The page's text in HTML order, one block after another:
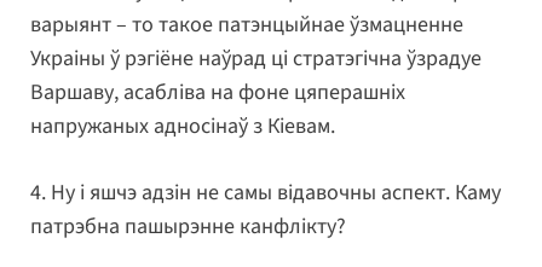
варыянт – то такое патэнцыйнае ўзмацненне
Украіны ў рэгіёне наўрад ці стратэгічна ўзрадуе
Варшаву, асабліва на фоне цяперашніх
напружаных адносінаў з Кіевам.
4. Ну і яшчэ адзін не самы відавочны аспект. Каму
патрэбна пашырэнне канфлікту?